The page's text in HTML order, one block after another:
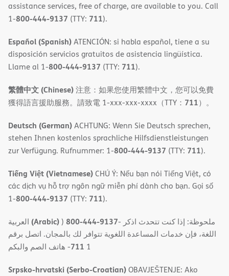
assistance services, free of charge, are available to you. Call
1-800-444-9137 (TTY: 711).
Español (Spanish)ATENCIÓN: si habla español, tiene a su
disposición servicios gratuitos de asistencia lingüística.
Llame al 1-800-444-9137 (TTY: 711).
繁體中文 (Chinese)注意：如果您使用繁體中文，您可以免費
獲得語言援助服務。請致電 1-xxx-xxx-xxxx（TTY： 711）。
Deutsch (German)ACHTUNG: Wenn Sie Deutsch sprechen,
stehen Ihnen kostenlos sprachliche Hilfsdienstleistungen
zur Verfügung. Rufnummer: 1-800-444-9137 (TTY: 711).
Tiếng Việt (Vietnamese)CHÚ Ý: Nếu bạn nói Tiếng Việt, có
các dịch vụ hỗ trợ ngôn ngữ miễn phí dành cho bạn. Gọi số
1-800-444-9137 (TTY: 711).
(Arabic)) 800-444-9137- ملحوظة: إذا كنت تتحدث اذكر
اللغة، فإن خدمات المساعدة اللغویة تتوافر لك بالمجان. اتصل برقم
1
711- ھاتف الصم والبكم
Srpsko-hrvatski (Serbo-Croatian)OBAVJEŠTENJE: Ako